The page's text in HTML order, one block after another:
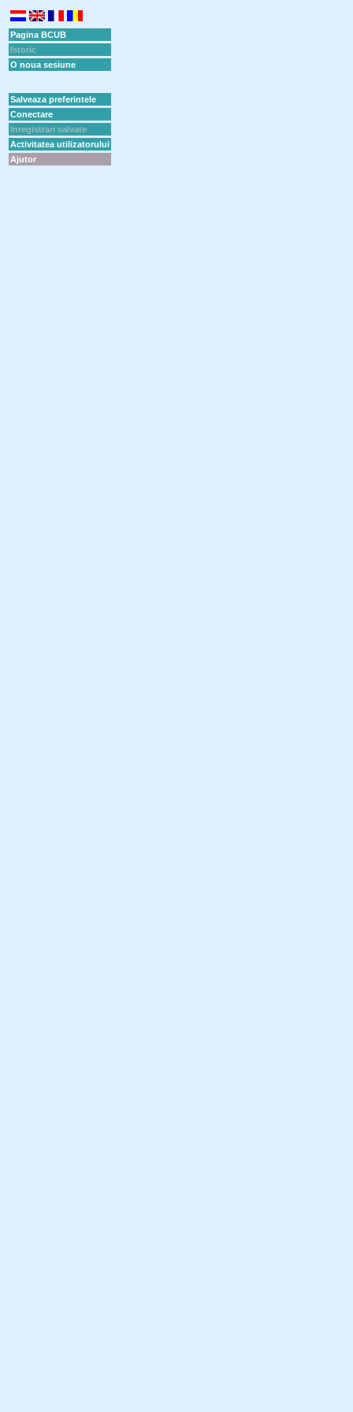
Pagina BCUB
Istoric
O noua sesiune
Salveaza preferintele
Conectare
Inregistrari salvate
Activitatea utilizatorului
Ajutor